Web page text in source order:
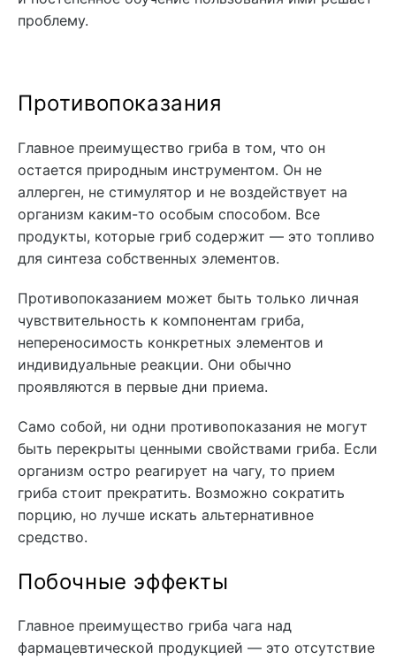
проблему.
Противопоказания
Главное преимущество гриба в том, что он
остается природным инструментом. Он не
аллерген, не стимулятор и не воздействует на
организм каким-то особым способом. Все
продукты, которые гриб содержит — это топливо
для синтеза собственных элементов.
Противопоказанием может быть только личная
чувствительность к компонентам гриба,
непереносимость конкретных элементов и
индивидуальные реакции. Они обычно
проявляются в первые дни приема.
Само собой, ни одни противопоказания не могут
быть перекрыты ценными свойствами гриба. Если
организм остро реагирует на чагу, то прием
гриба стоит прекратить. Возможно сократить
порцию, но лучше искать альтернативное
средство.
Побочные эффекты
Главное преимущество гриба чага над
фармацевтической продукцией — это отсутствие